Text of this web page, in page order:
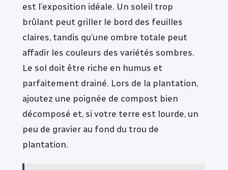
est l’exposition idéale. Un soleil trop
brûlant peut griller le bord des feuilles
claires, tandis qu’une ombre totale peut
affadir les couleurs des variétés sombres.
Le sol doit être riche en humus et
parfaitement drainé. Lors de la plantation,
ajoutez une poignée de compost bien
décomposé et, si votre terre est lourde, un
peu de gravier au fond du trou de
plantation.